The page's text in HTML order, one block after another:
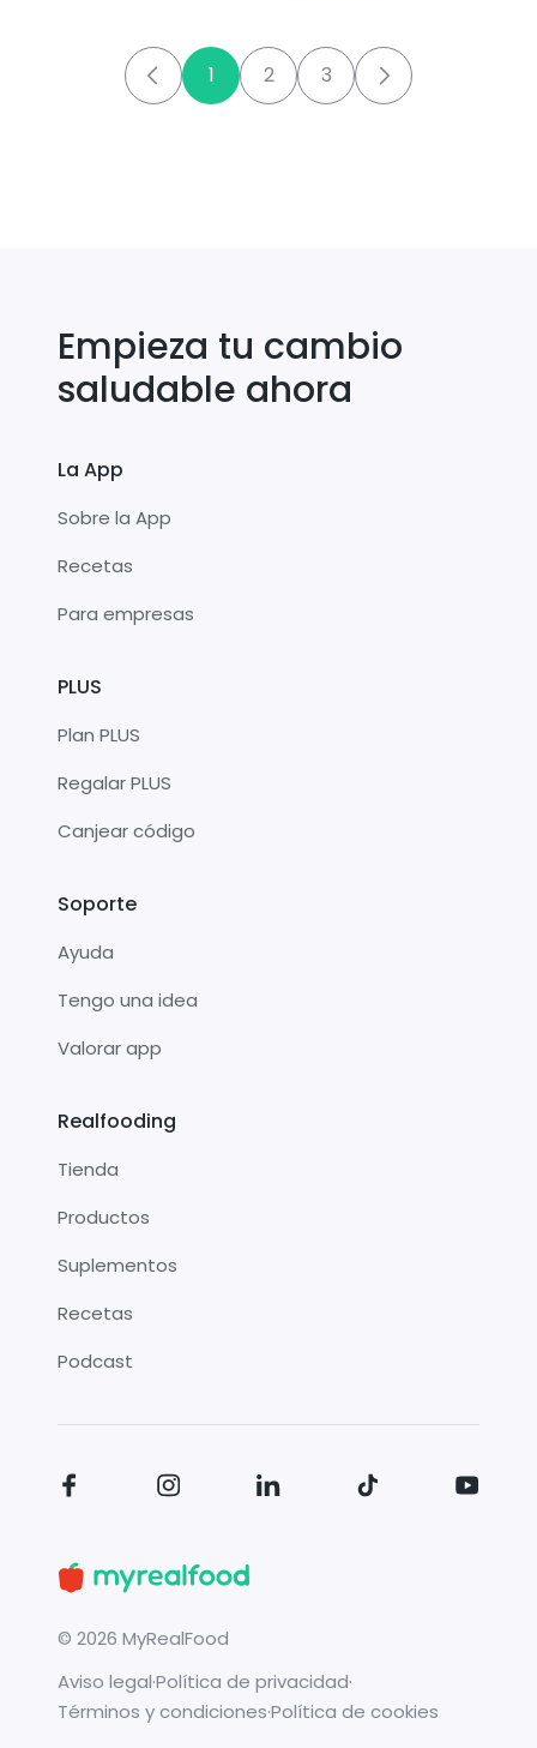
1 2 3
Empieza tu cambio
saludable ahora
La App
Sobre la App
Recetas
Para empresas
PLUS
Plan PLUS
Regalar PLUS
Canjear código
Soporte
Ayuda
Tengo una idea
Valorar app
Realfooding
Tienda
Productos
Suplementos
Recetas
Podcast
© 2026 MyRealFood
Aviso legal·Política de privacidad·
Términos y condiciones·Política de cookies